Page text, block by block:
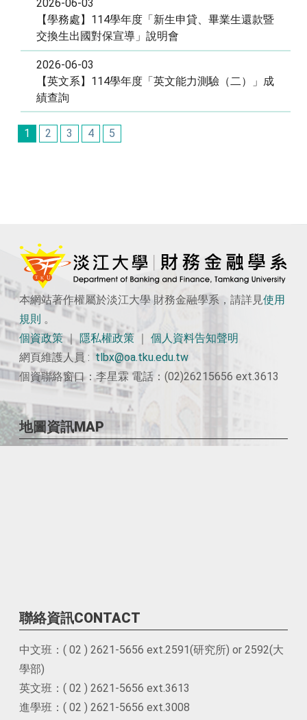
2026-06-03
【學務處】114學年度「新生申貸、畢業生還款暨
交換生出國對保宣導」說明會
2026-06-03
【英文系】114學年度「英文能力測驗（二）」成
績查詢
1 2 3 4 5
本網站著作權屬於淡江大學 財務金融學系，請詳見使用
規則 。
個資政策｜隱私權政策
個人資料告知聲明
網頁維護人員 :tlbx@oa.tku.edu.tw
個資聯絡窗口：李星霖 電話：(02)26215656 ext.3613
地圖資訊MAP
聯絡資訊CONTACT
中文班：( 02 ) 2621-5656 ext.2591(研究所) or 2592(大
學部)
英文班：( 02 ) 2621-5656 ext.3613
進學班：( 02 ) 2621-5656 ext.3008